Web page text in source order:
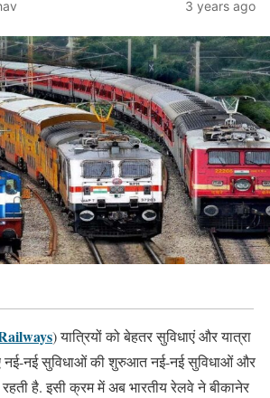
3 years ago
) यात्रियों को बेहतर सुविधाएं और यात्रा
नई-नई सुविधाओं की शुरुआत नई-नई सुविधाओं और
है. इसी क्रम में अब भारतीय रेलवे ने बीकानेर